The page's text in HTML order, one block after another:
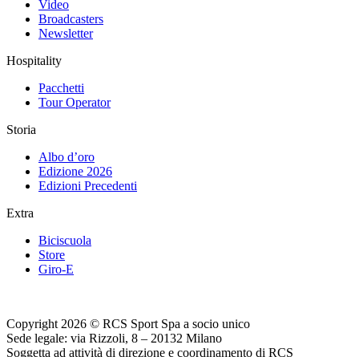
Video
Broadcasters
Newsletter
Hospitality
Pacchetti
Tour Operator
Storia
Albo d’oro
Edizione 2026
Edizioni Precedenti
Extra
Biciscuola
Store
Giro-E
Copyright 2026 © RCS Sport Spa a socio unico
Sede legale: via Rizzoli, 8 – 20132 Milano
Soggetta ad attività di direzione e coordinamento di RCS